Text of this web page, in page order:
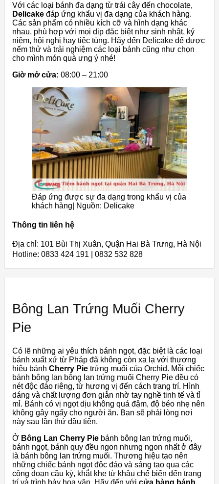
Với các loại bánh đa dạng từ trái cây đến chocolate,
Delicake đáp ứng khẩu vị đa dạng của khách hàng.
Các sản phẩm có nhiều kích cỡ và hình dạng khác
nhau, phù hợp với mọi dịp đặc biệt như sinh nhật, kỷ
niệm, hội nghị hay tiệc tùng. Hãy đến Delicake để được
nếm thử và trải nghiệm các loại bánh cũng như chọn
cho mình món quà ưng ý nhé!
Giờ mở cửa: 08:00 – 21:00
Đáp ứng được sự đa dạng trong khẩu vị của
khách hàng| Nguồn: Delicake
Thông tin liên hệ
Địa chỉ: 101 Bùi Thị Xuân, Quận Hai Bà Trưng, Hà Nội
Hotline: 0833 424 191 | 0832 532 828
Bông Lan Trứng Muối Cherry
Pie
Có lẽ những ai yêu thích bánh ngọt, đặc biệt là các loại
bánh xuất xứ từ Pháp đã không còn xa lạ với thương
hiệu bánh Cherry Pie trứng muối của Orchid. Mỗi chiếc
bánh bông lan bông lan trứng muối Cherry Pie đều có
nét độc đáo riêng, từ hương vị đến cách trang trí. Hình
dáng và chất lượng đơn giản nhờ tay nghề tinh tế và tỉ
mỉ. Bánh có vị ngọt dịu không quá đậm, độ béo nhẹ nên
không gây ngấy cho người ăn. Bạn sẽ phải lòng nơi
này sau lần thử đầu tiên.
Ở Bông Lan Cherry Pie bánh bông lan trứng muối,
bánh ngọt, bánh quy đều ngon nhưng ngon nhất ở đây
là bánh bông lan trứng muối. Thương hiệu tạo nên
những chiếc bánh ngọt độc đáo và sáng tạo qua các
công đoạn cầu kỳ, khắt khe từ khâu chế biến đến trang
trí và trình bày hoa văn. Hãy đến với cửa hàng bánh